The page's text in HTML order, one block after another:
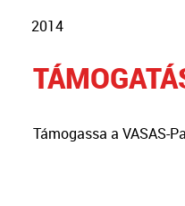
2014
Támogassa a VASAS-